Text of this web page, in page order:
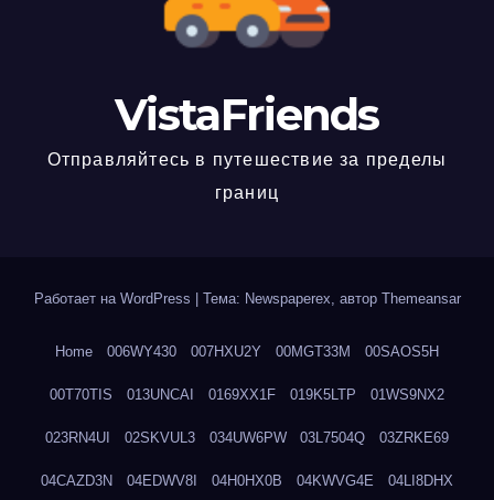
VistaFriends
Отправляйтесь в путешествие за пределы
границ
Работает на WordPress Тема: Newspaperex, автор Themeansar
Home 006WY430 007HXU2Y 00MGT33M 00SAOS5H
00T70TIS 013UNCAI 0169XX1F 019K5LTP 01WS9NX2
023RN4UI 02SKVUL3 034UW6PW 03L7504Q 03ZRKE69
04CAZD3N 04EDWV8I 04H0HX0B 04KWVG4E 04LI8DHX